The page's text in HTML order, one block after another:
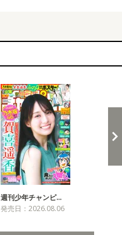
週刊少年チャンピ…
発売日：2026.08.06